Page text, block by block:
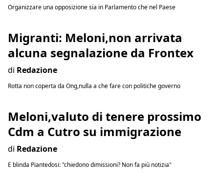
Organizzare una opposizione sia in Parlamento che nel Paese
Migranti: Meloni,non arrivata
alcuna segnalazione da Frontex
di Redazione
Rotta non coperta da Ong,nulla a che fare con politiche governo
Meloni,valuto di tenere prossimo
Cdm a Cutro su immigrazione
di Redazione
E blinda Piantedosi: "chiedono dimissioni? Non fa più notizia"